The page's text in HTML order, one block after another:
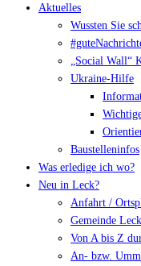
Aktuelles
Wussten Sie
„Social Wall“
Ukraine-Hilfe
Baustelleninfos
Was erledige ich wo?
Neu in Leck?
Anfahrt /
Gemeinde
Von A bis Z
An- bzw.